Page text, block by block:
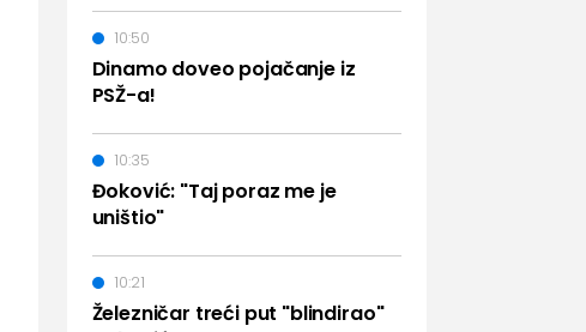
Dinamo doveo pojačanje iz
PSŽ-a!
10:50
Đoković: "Taj poraz me je
uništio"
10:35
Železničar treći put "blindirao"
10:21